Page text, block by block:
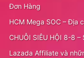
Đơn Hàng
HCM Mega SOC – Địa
CHUỖI SIÊU HỘI 8-8 –
Lazada Affiliate và